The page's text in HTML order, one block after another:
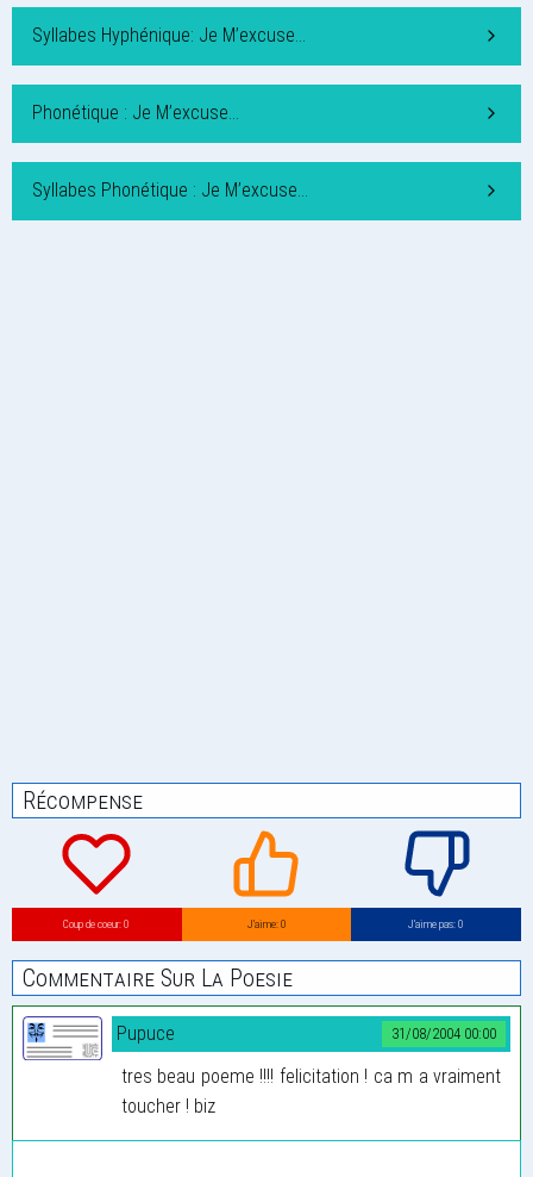
Syllabes Hyphénique: Je M’excuse…
Phonétique : Je M’excuse…
Syllabes Phonétique : Je M’excuse…
Récompense
Coup de coeur: 0 J’aime: 0 J’aime pas: 0
Commentaire Sur La Poesie
31/08/2004 00:00
Pupuce
tres beau poeme !!!! felicitation ! ca m a vraiment
toucher ! biz